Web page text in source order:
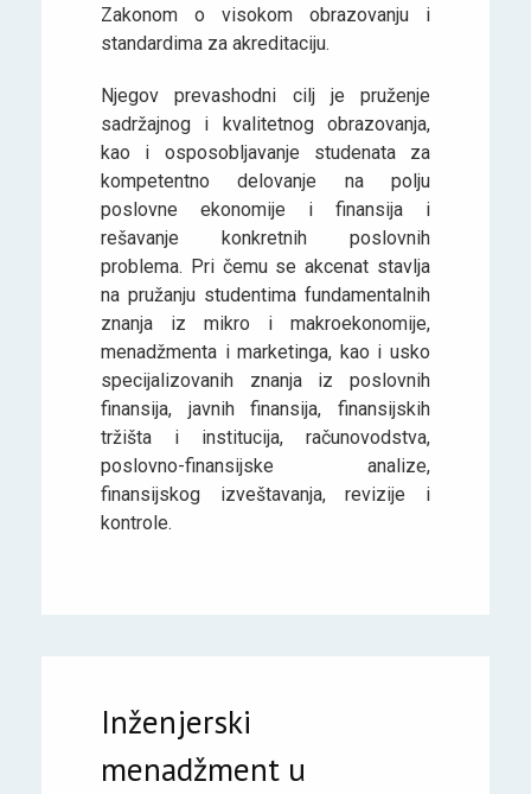
Zakonom o visokom obrazovanju i
standardima za akreditaciju.
Njegov prevashodni cilj je pruženje
sadržajnog i kvalitetnog obrazovanja,
kao i osposobljavanje studenata za
kompetentno delovanje na polju
poslovne ekonomije i finansija i
rešavanje konkretnih poslovnih
problema. Pri čemu se akcenat stavlja
na pružanju studentima fundamentalnih
znanja iz mikro i makroekonomije,
menadžmenta i marketinga, kao i usko
specijalizovanih znanja iz poslovnih
finansija, javnih finansija, finansijskih
tržišta i institucija, računovodstva,
poslovno-finansijske analize,
finansijskog izveštavanja, revizije i
kontrole.
Inženjerski
menadžment u